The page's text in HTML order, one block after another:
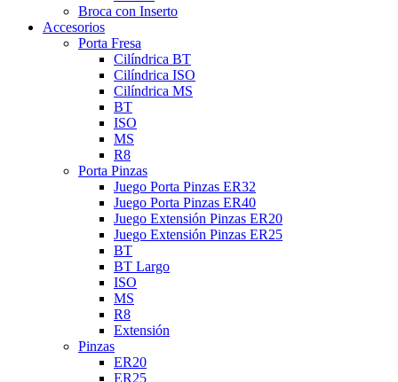
Broca con Inserto
Accesorios
Porta Fresa
Cilíndrica BT
Cilíndrica ISO
Cilíndrica MS
BT
ISO
MS
R8
Porta Pinzas
Juego Porta Pinzas ER32
Juego Porta Pinzas ER40
Juego Extensión Pinzas ER20
Juego Extensión Pinzas ER25
BT
BT Largo
ISO
MS
R8
Extensión
Pinzas
ER20
ER25